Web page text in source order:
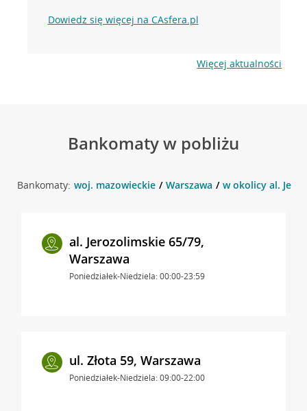
Dowiedz się więcej na CAsfera.pl
Więcej aktualności
Bankomaty w pobliżu
Bankomaty: woj. mazowieckie Warszawa w okolicy al.
al. Jerozolimskie 65/79,
Warszawa
Poniedziałek-Niedziela: 00:00-23:59
ul. Złota 59, Warszawa
Poniedziałek-Niedziela: 09:00-22:00